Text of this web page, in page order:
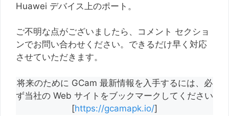
Huawei デバイス上のポート。
ご不明な点がございましたら、コメント セクショ
ンでお問い合わせください。できるだけ早く対応
させていただきます。
将来のために GCam 最新情報を入手するには、必
ず当社の Web サイトをブックマークしてください
[https://gcamapk.io/]